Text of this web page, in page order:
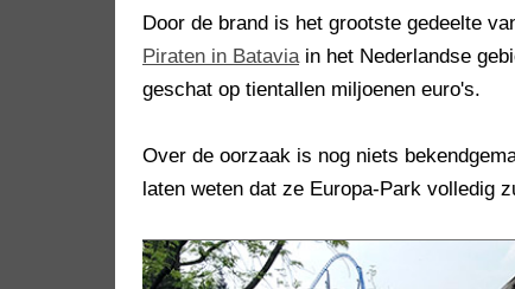
Door de brand is het grootste gedeelte
Piraten in Bataviain het Nederlandse
geschat op tientallen miljoenen euro's.
Over de oorzaak is nog niets
laten weten dat ze Europa-Park volledig